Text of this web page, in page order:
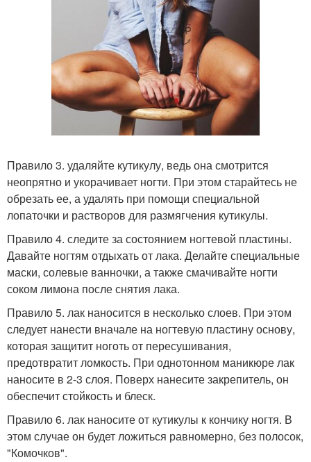
Правило 3. удаляйте кутикулу, ведь она смотрится
неопрятно и укорачивает ногти. При этом старайтесь не
обрезать ее, а удалять при помощи специальной
лопаточки и растворов для размягчения кутикулы.
Правило 4. следите за состоянием ногтевой пластины.
Давайте ногтям отдыхать от лака. Делайте специальные
маски, солевые ванночки, а также смачивайте ногти
соком лимона после снятия лака.
Правило 5. лак наносится в несколько слоев. При этом
следует нанести вначале на ногтевую пластину основу,
которая защитит ноготь от пересушивания,
предотвратит ломкость. При однотонном маникюре лак
наносите в 2-3 слоя. Поверх нанесите закрепитель, он
обеспечит стойкость и блеск.
Правило 6. лак наносите от кутикулы к кончику ногтя. В
этом случае он будет ложиться равномерно, без полосок,
"Комочков".